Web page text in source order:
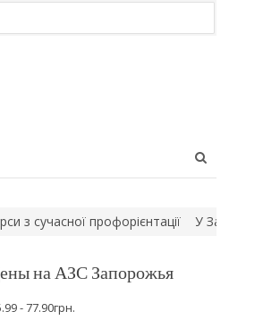
профорієнтації У Запоріжжі 6
на АЗС Запорожья
- 77.90грн.